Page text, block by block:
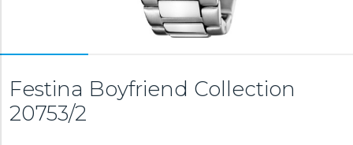
Festina Boyfriend Collection
20753/2